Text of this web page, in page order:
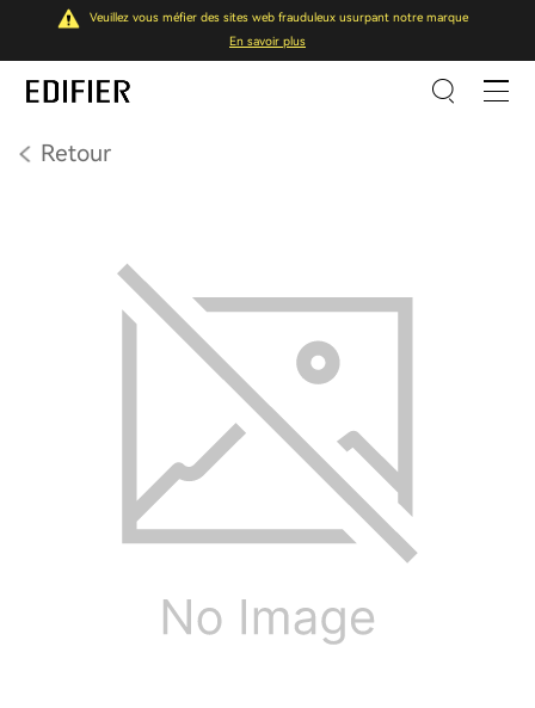
Veuillez vous méfier des sites web frauduleux usurpant notre marque
En savoir plus
Retour